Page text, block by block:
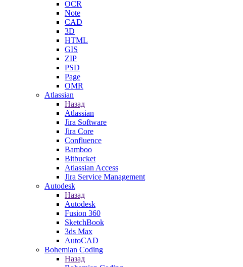
OCR
Note
CAD
3D
HTML
GIS
ZIP
PSD
Page
OMR
Atlassian
Назад
Atlassian
Jira Software
Jira Core
Confluence
Bamboo
Bitbucket
Atlassian Access
Jira Service Management
Autodesk
Назад
Autodesk
Fusion 360
SketchBook
3ds Max
AutoCAD
Bohemian Coding
Назад